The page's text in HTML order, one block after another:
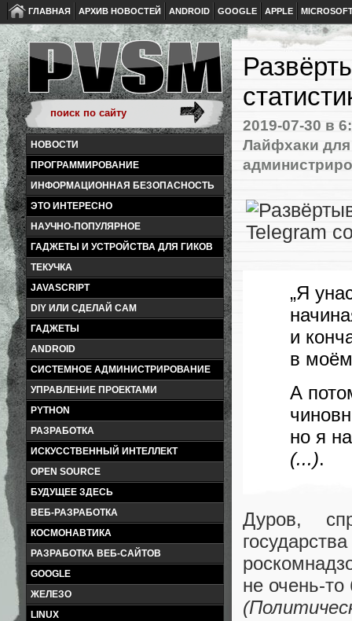
ГЛАВНАЯ АРХИВ НОВОСТЕЙ ANDROID GOOGLE APPLE
НОВОСТИ
ПРОГРАММИРОВАНИЕ
ИНФОРМАЦИОННАЯ БЕЗОПАСНОСТЬ
ЭТО ИНТЕРЕСНО
НАУЧНО-ПОПУЛЯРНОЕ
ГАДЖЕТЫ И УСТРОЙСТВА ДЛЯ ГИКОВ
ТЕКУЧКА
JAVASCRIPT
DIY ИЛИ СДЕЛАЙ САМ
ГАДЖЕТЫ
ANDROID
СИСТЕМНОЕ АДМИНИСТРИРОВАНИЕ
УПРАВЛЕНИЕ ПРОЕКТАМИ
PYTHON
РАЗРАБОТКА
ИСКУССТВЕННЫЙ ИНТЕЛЛЕКТ
OPEN SOURCE
БУДУЩЕЕ ЗДЕСЬ
ВЕБ-РАЗРАБОТКА
КОСМОНАВТИКА
РАЗРАБОТКА ВЕБ-САЙТОВ
GOOGLE
ЖЕЛЕЗО
LINUX
2019-07-30 в
Лайфхаки для
„Я
и
в
А
но я
(...).
Дуров,
не очень-то